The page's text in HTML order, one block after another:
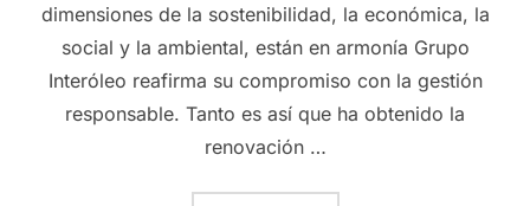
dimensiones de la sostenibilidad, la económica, la
social y la ambiental, están en armonía Grupo
Interóleo reafirma su compromiso con la gestión
responsable. Tanto es así que ha obtenido la
renovación …